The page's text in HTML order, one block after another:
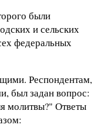
были
и сельских
федеральных
Респондентам,
был задан вопрос:
молитвы?" Ответы